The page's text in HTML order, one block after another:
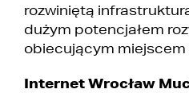
rozwiniętą
dużym potencjałem
obiecującym miejscem
Internet Wrocław